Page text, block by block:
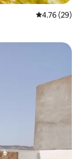
Calificación
4.76 (29)